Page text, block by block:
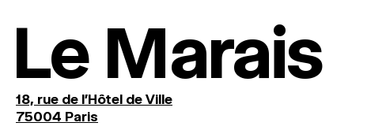
Le Marais
18, rue de l'Hôtel de Ville
75004 Paris